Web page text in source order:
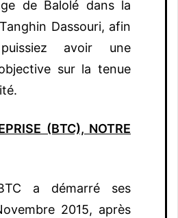
de Balolé dans la
Dassouri, afin
avoir une
sur la tenue
(BTC), NOTRE
BTC a démarré ses
2015, après